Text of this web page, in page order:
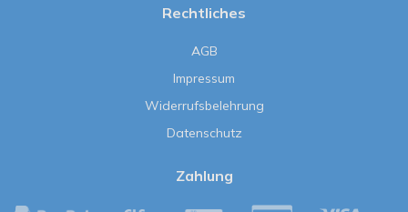
Rechtliches
AGB
Impressum
Widerrufsbelehrung
Datenschutz
Zahlung